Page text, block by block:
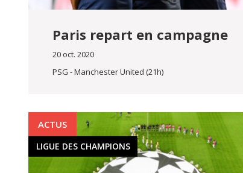
Paris repart en campagne
20 oct. 2020
PSG - Manchester United (21h)
ACTUS
LIGUE DES CHAMPIONS